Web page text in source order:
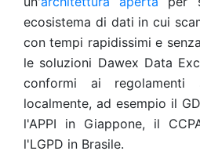
ecosistema di dati in cui
con tempi rapidissimi e
le soluzioni Dawex Data
conformi ai
localmente, ad esempio il
l'APPI in Giappone, il
l'LGPD in Brasile.